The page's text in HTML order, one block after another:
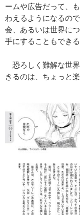
ームや広告だって、
わえるようになるの
会、あるいは世界に
手にすることもできる
恐ろしく難解な世
きるのは、ちょっと楽